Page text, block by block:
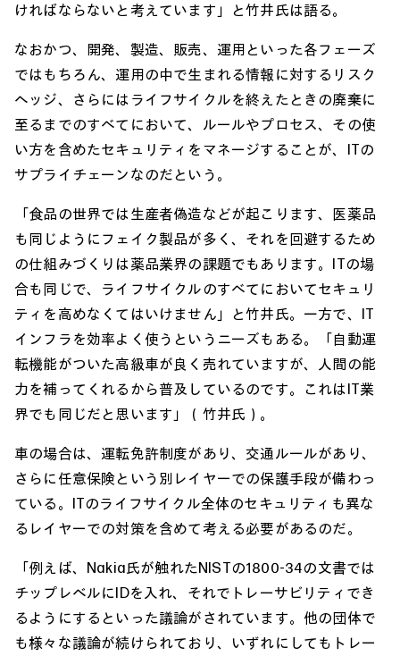
ければならないと考えています」と竹井氏は語る。
なおかつ、開発、製造、販売、運用といった各フェーズ
ではもちろん、運用の中で生まれる情報に対するリスク
ヘッジ、さらにはライフサイクルを終えたときの廃棄に
至るまでのすべてにおいて、ルールやプロセス、その使
い方を含めたセキュリティをマネージすることが、ITの
サプライチェーンなのだという。
「食品の世界では生産者偽造などが起こります、医薬品
も同じようにフェイク製品が多く、それを回避するため
の仕組みづくりは薬品業界の課題でもあります。ITの場
合も同じで、ライフサイクルのすべてにおいてセキュリ
ティを高めなくてはいけません」と竹井氏。一方で、IT
インフラを効率よく使うというニーズもある。「自動運
転機能がついた高級車が良く売れていますが、人間の能
力を補ってくれるから普及しているのです。これはIT業
界でも同じだと思います」（竹井氏）。
車の場合は、運転免許制度があり、交通ルールがあり、
さらに任意保険という別レイヤーでの保護手段が備わっ
ている。ITのライフサイクル全体のセキュリティも異な
るレイヤーでの対策を含めて考える必要があるのだ。
「例えば、Nakia氏が触れたNISTの1800-34の文書では
チップレベルにIDを入れ、それでトレーサビリティでき
るようにするといった議論がされています。他の団体で
も様々な議論が続けられており、いずれにしてもトレー